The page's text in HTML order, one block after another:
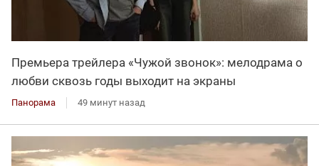
Премьера трейлера «Чужой звонок»: мелодрама о
любви сквозь годы выходит на экраны
Панорама 49 минут назад